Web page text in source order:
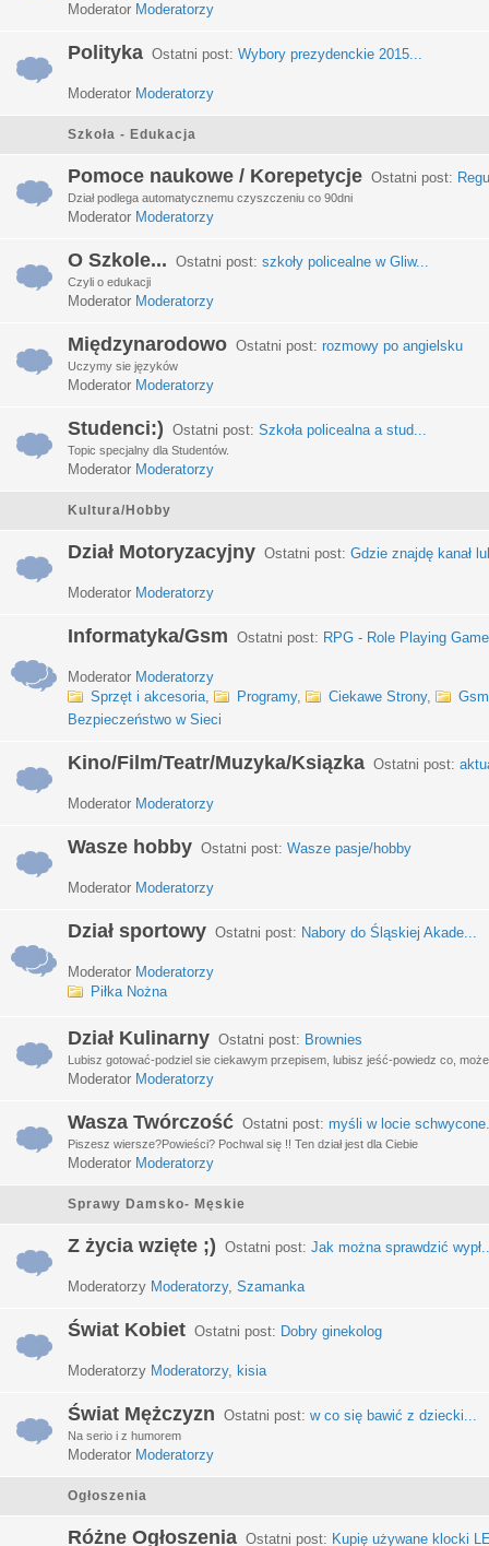
Moderator Moderatorzy
Polityka Ostatni post: Wybory prezydenckie 2015...
Moderator Moderatorzy
Szkoła - Edukacja
Pomoce naukowe / Korepetycje Ostatni post:
Dział podlega automatycznemu czyszczeniu co 90dni
Moderator Moderatorzy
O Szkole... Ostatni post: szkoły policealne w Gliw...
Czyli o edukacji
Moderator Moderatorzy
Międzynarodowo Ostatni post: rozmowy po angielsku
Uczymy sie języków
Moderator Moderatorzy
Studenci:) Ostatni post: Szkoła policealna a stud...
Topic specjalny dla Studentów.
Moderator Moderatorzy
Kultura/Hobby
Dział Motoryzacyjny Ostatni post: Gdzie znajdę kanał
Moderator Moderatorzy
Informatyka/Gsm Ostatni post: RPG - Role Playing
Moderator Moderatorzy
Sprzęt i akcesoria, Programy, Ciekawe Strony,
Gsm
Bezpieczeństwo w Sieci
Kino/Film/Teatr/Muzyka/Ksiązka Ostatni post:
Moderator Moderatorzy
Wasze hobby Ostatni post: Wasze pasje/hobby
Moderator Moderatorzy
Dział sportowy Ostatni post: Nabory do Śląskiej Akade...
Moderator Moderatorzy
Piłka Nożna
Dział Kulinarny Ostatni post: Brownies
Lubisz gotować-podziel sie ciekawym przepisem, lubisz jeść-powiedz co,
Moderator Moderatorzy
Wasza Twórczość Ostatni post: myśli w locie
Piszesz wiersze?Powieści? Pochwal się !! Ten dział jest dla Ciebie
Moderator Moderatorzy
Sprawy Damsko- Męskie
Z życia wzięte ;) Ostatni post: Jak można sprawdzić
Moderatorzy Moderatorzy, Szamanka
Świat Kobiet Ostatni post: Dobry ginekolog
Moderatorzy Moderatorzy, kisia
Świat Mężczyzn Ostatni post: w co się bawić z dziecki...
Na serio i z humorem
Moderator Moderatorzy
Ogłoszenia
Różne Ogłoszenia Ostatni post: Kupię używane klocki